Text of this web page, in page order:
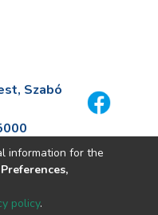
Szabó
information for the
policy.